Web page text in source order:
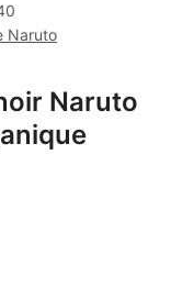
Naruto
Naruto